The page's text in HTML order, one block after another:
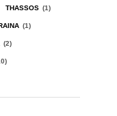
THASSOS (1)
(1)
(2)